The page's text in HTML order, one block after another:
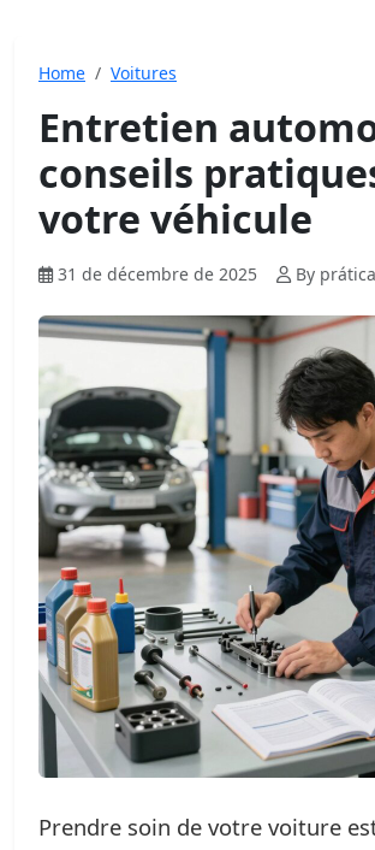
Home Voitures
Entretien
conseils
votre véhicule
31 de décembre de 2025 By prática
Prendre soin de votre voiture